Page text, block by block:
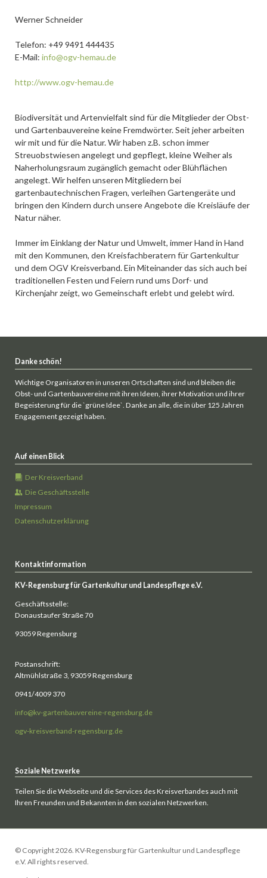
Werner Schneider
Telefon: +49 9491 444435
E-Mail: info@ogv-hemau.de
http://www.ogv-hemau.de
Biodiversität und Artenvielfalt sind für die Mitglieder der Obst-
und Gartenbauvereine keine Fremdwörter. Seit jeher arbeiten
wir mit und für die Natur. Wir haben z.B. schon immer
Streuobstwiesen angelegt und gepflegt, kleine Weiher als
Naherholungsraum zugänglich gemacht oder Blühflächen
angelegt. Wir helfen unseren Mitgliedern bei
gartenbautechnischen Fragen, verleihen Gartengeräte und
bringen den Kindern durch unsere Angebote die Kreisläufe der
Natur näher.
Immer im Einklang der Natur und Umwelt, immer Hand in Hand
mit den Kommunen, den Kreisfachberatern für Gartenkultur
und dem OGV Kreisverband. Ein Miteinander das sich auch bei
traditionellen Festen und Feiern rund ums Dorf- und
Kirchenjahr zeigt, wo Gemeinschaft erlebt und gelebt wird.
Danke schön!
Wichtige Organisatoren in unseren Ortschaften sind und bleiben die
Obst- und Gartenbauvereine mit ihren Ideen, ihrer Motivation und ihrer
Begeisterung für die `grüne Idee`. Danke an alle, die in über 125 Jahren
Engagement gezeigt haben.
Auf einen Blick
Der Kreisverband
Die Geschäftsstelle
Impressum
Datenschutzerklärung
Kontaktinformation
KV-Regensburg für Gartenkultur und Landespflege e.V.
Geschäftsstelle:
Donaustaufer Straße 70
93059 Regensburg
Postanschrift:
Altmühlstraße 3, 93059 Regensburg
0941/4009 370
info@kv-gartenbauvereine-regensburg.de
ogv-kreisverband-regensburg.de
Soziale Netzwerke
Teilen Sie die Webseite und die Services des Kreisverbandes auch mit
Ihren Freunden und Bekannten in den sozialen Netzwerken.
© Copyright 2026. KV-Regensburg für Gartenkultur und Landespflege
e.V. All rights reserved.